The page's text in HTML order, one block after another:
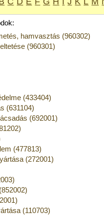
hamvasztás (960302)
(960301)
(433404)
(631104)
(692001)
(477813)
(272001)
(110703)